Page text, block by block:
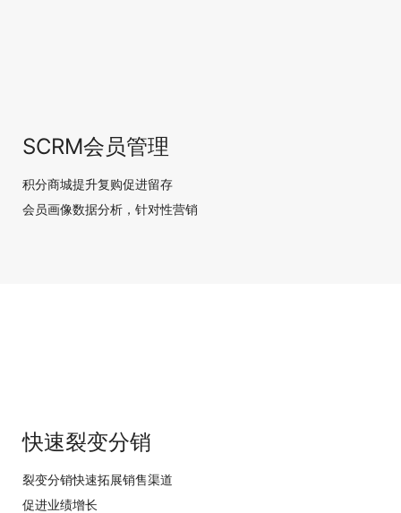
SCRM会员管理
积分商城提升复购促进留存
会员画像数据分析，针对性营销
快速裂变分销
裂变分销快速拓展销售渠道
促进业绩增长